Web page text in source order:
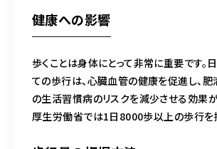
健康への影響
歩くことは身体にとって非常に重要です。
ての歩行は、心臓血管の健康を促進し、
の生活習慣病のリスクを減少させる効果が
厚生労働省では1日8000歩以上の歩行を